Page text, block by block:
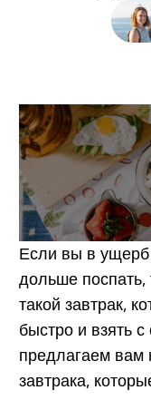
Если вы в ущерб
дольше поспать,
такой завтрак,
быстро и взять
предлагаем вам
завтрака,